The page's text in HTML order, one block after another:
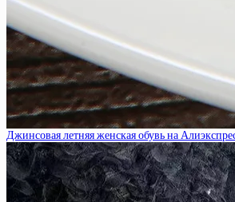
Джинсовая летняя женская обувь на